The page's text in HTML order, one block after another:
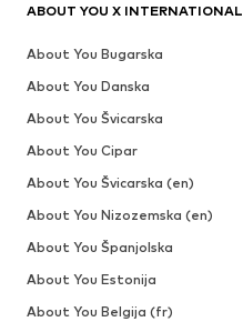
ABOUT YOU X INTERNATIONAL
About You Bugarska
About You Danska
About You Švicarska
About You Cipar
About You Švicarska (en)
About You Nizozemska (en)
About You Španjolska
About You Estonija
About You Belgija (fr)